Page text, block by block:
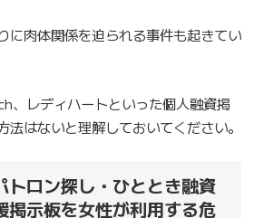
に肉体関係を迫られる事件も起きてい
、レディハートといった個人融資掲
法はないと理解しておいてください。
トロン探し・ひととき融資
掲示板を女性が利用する危